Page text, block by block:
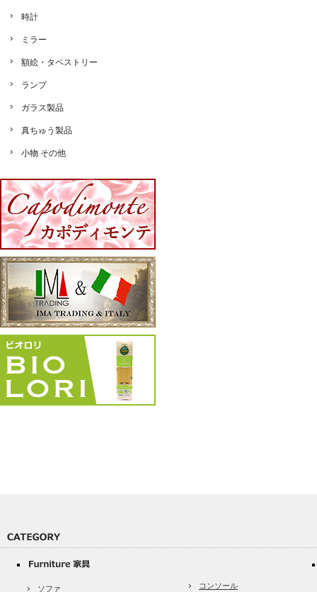
時計
ミラー
額絵・タペストリー
ランプ
ガラス製品
真ちゅう製品
小物 その他
ソファ コンソール